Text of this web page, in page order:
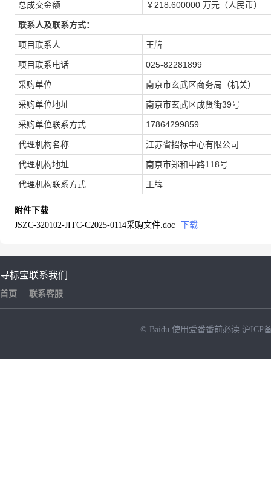
总成交金额 ￥218.600000 万元（人民币）
联系人及联系方式：
项目联系人 王牌
项目联系电话 025-82281899
采购单位 南京市玄武区商务局（机关）
采购单位地址 南京市玄武区成贤街39号
采购单位联系方式 17864299859
代理机构名称 江苏省招标中心有限公司
代理机构地址 南京市郑和中路118号
代理机构联系方式 王牌
附件下载
JSZC-320102-JITC-C2025-0114采购文件.doc
下载
寻标宝
首页
联系我们
联系客服
© Baidu 使用爱番番前必读 沪ICP